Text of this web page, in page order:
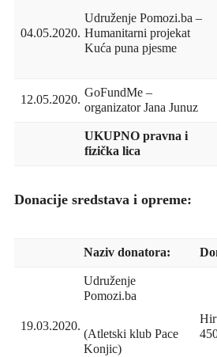
04.05.2020.
Udruženje Pomozi.ba –
Humanitarni projekat
Kuća puna pjesme
12.05.2020. GoFundMe –
organizator Jana Junuz
UKUPNO pravna i
fizička lica
Donacije sredstava i opreme:
Naziv donatora:
19.03.2020.
Udruženje
Pomozi.ba
(Atletski klub Pace
Konjic)